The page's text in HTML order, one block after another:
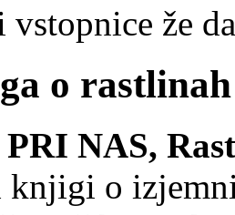
že
o
NAS,
knjigi o